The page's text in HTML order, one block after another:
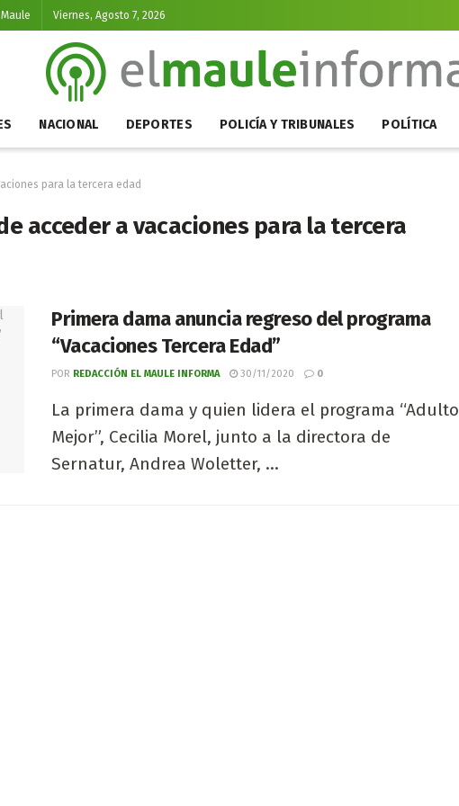
Viernes, Agosto 7, 2026
NACIONAL DEPORTES POLICÍA Y TRIBUNALES POLÍTICA
para la tercera edad
acceder a vacaciones para la tercera
Primera dama anuncia regreso del programa
“Vacaciones Tercera Edad”
POR REDACCIÓN EL MAULE INFORMA 30/11/2020 0
La primera dama y quien lidera el programa “Adulto
Mejor”, Cecilia Morel, junto a la directora de
Sernatur, Andrea Woletter, ...